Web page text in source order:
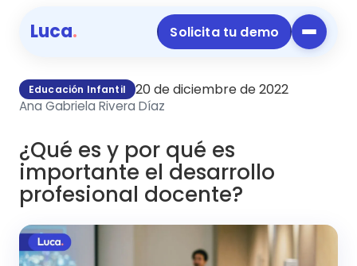
Luca. Solicita tu demo
Educación Infantil 20 de diciembre de 2022
Ana Gabriela Rivera Díaz
¿Qué es y por qué es
importante el desarrollo
profesional docente?